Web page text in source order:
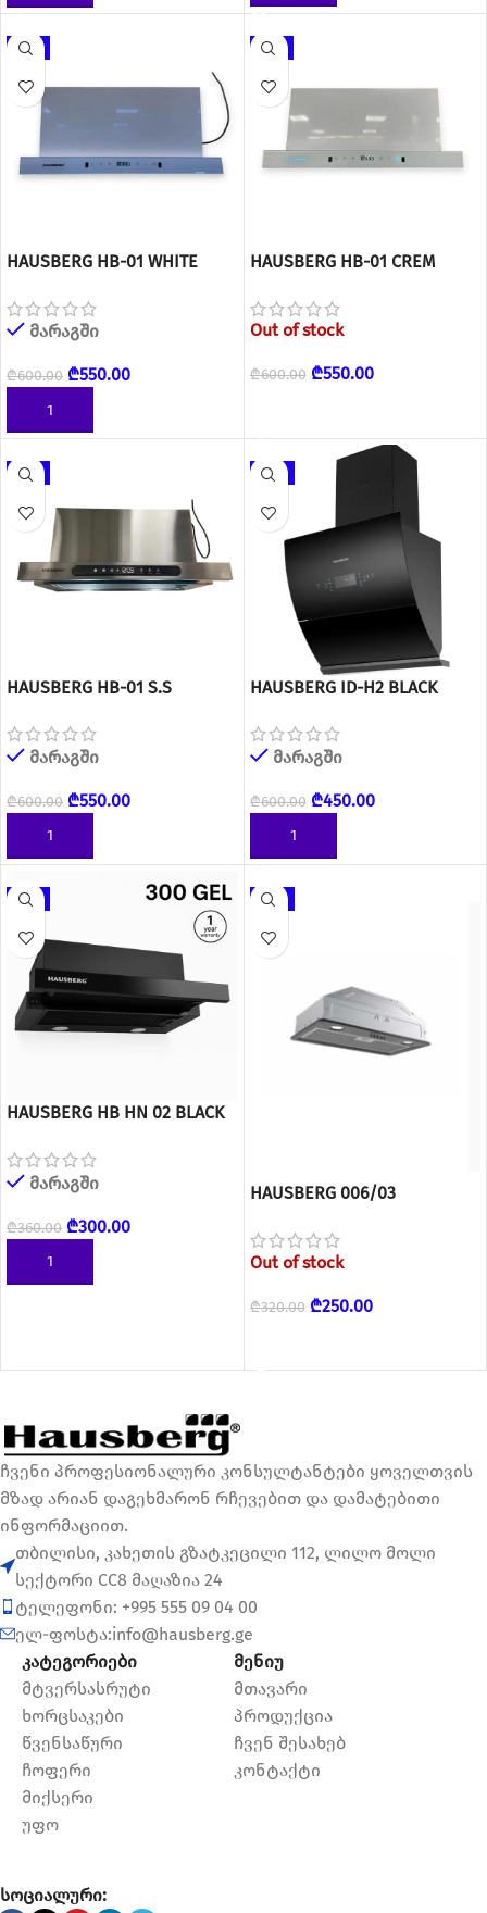
-8%
HAUSBERG HB-01 WHITE
მარაგში
₾600.00 ₾550.00
ᲙᲐᲚᲐᲗᲐᲨᲘ ᲓᲐᲛᲐᲢᲔᲑᲐ
-8%
HAUSBERG HB-01 CREM
Out of stock
₾600.00 ₾550.00
-8%
HAUSBERG HB-01 S.S
მარაგში
₾600.00 ₾550.00
ᲙᲐᲚᲐᲗᲐᲨᲘ ᲓᲐᲛᲐᲢᲔᲑᲐ
-25%
HAUSBERG ID-H2 BLACK
მარაგში
₾600.00 ₾450.00
ᲙᲐᲚᲐᲗᲐᲨᲘ ᲓᲐᲛᲐᲢᲔᲑᲐ
-17%
HAUSBERG HB HN 02 BLACK
მარაგში
₾360.00 ₾300.00
ᲙᲐᲚᲐᲗᲐᲨᲘ ᲓᲐᲛᲐᲢᲔᲑᲐ
-22%
HAUSBERG 006/03
Out of stock
₾320.00 ₾250.00
ჩვენი პროფესიონალური კონსულტანტები ყოველთვის
მზად არიან დაგეხმარონ რჩევებით და დამატებითი
ინფორმაციით.
თბილისი, კახეთის გზატკეცილი 112, ლილო მოლი
სექტორი CC8 მაღაზია 24
ტელეფონი: +995 555 09 04 00
ელ-ფოსტა:info@hausberg.ge
კატეგორიები
მტვერსასრუტი
ხორცსაკები
წვენსაწური
ჩოფერი
მიქსერი
უფო
მენიუ
მთავარი
პროდუქცია
ჩვენ შესახებ
კონტაქტი
სოციალური: